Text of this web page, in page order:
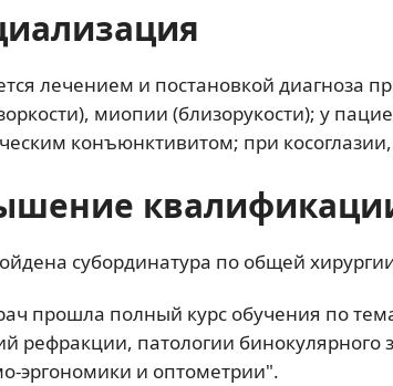
лечением и постановкой диагноза
миопии (близорукости); у
конъюнктивитом; при
субординатура по общей
прошла полный курс обучения по
рефракции, патологии бинокулярного
эргономики и оптометрии".